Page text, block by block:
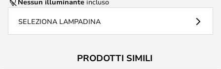
SELEZIONA LAMPADINA
PRODOTTI SIMILI